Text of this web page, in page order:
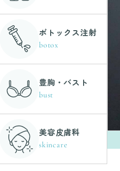
ボトックス注射
botox
豊胸・バスト
bust
美容皮膚科
skincare